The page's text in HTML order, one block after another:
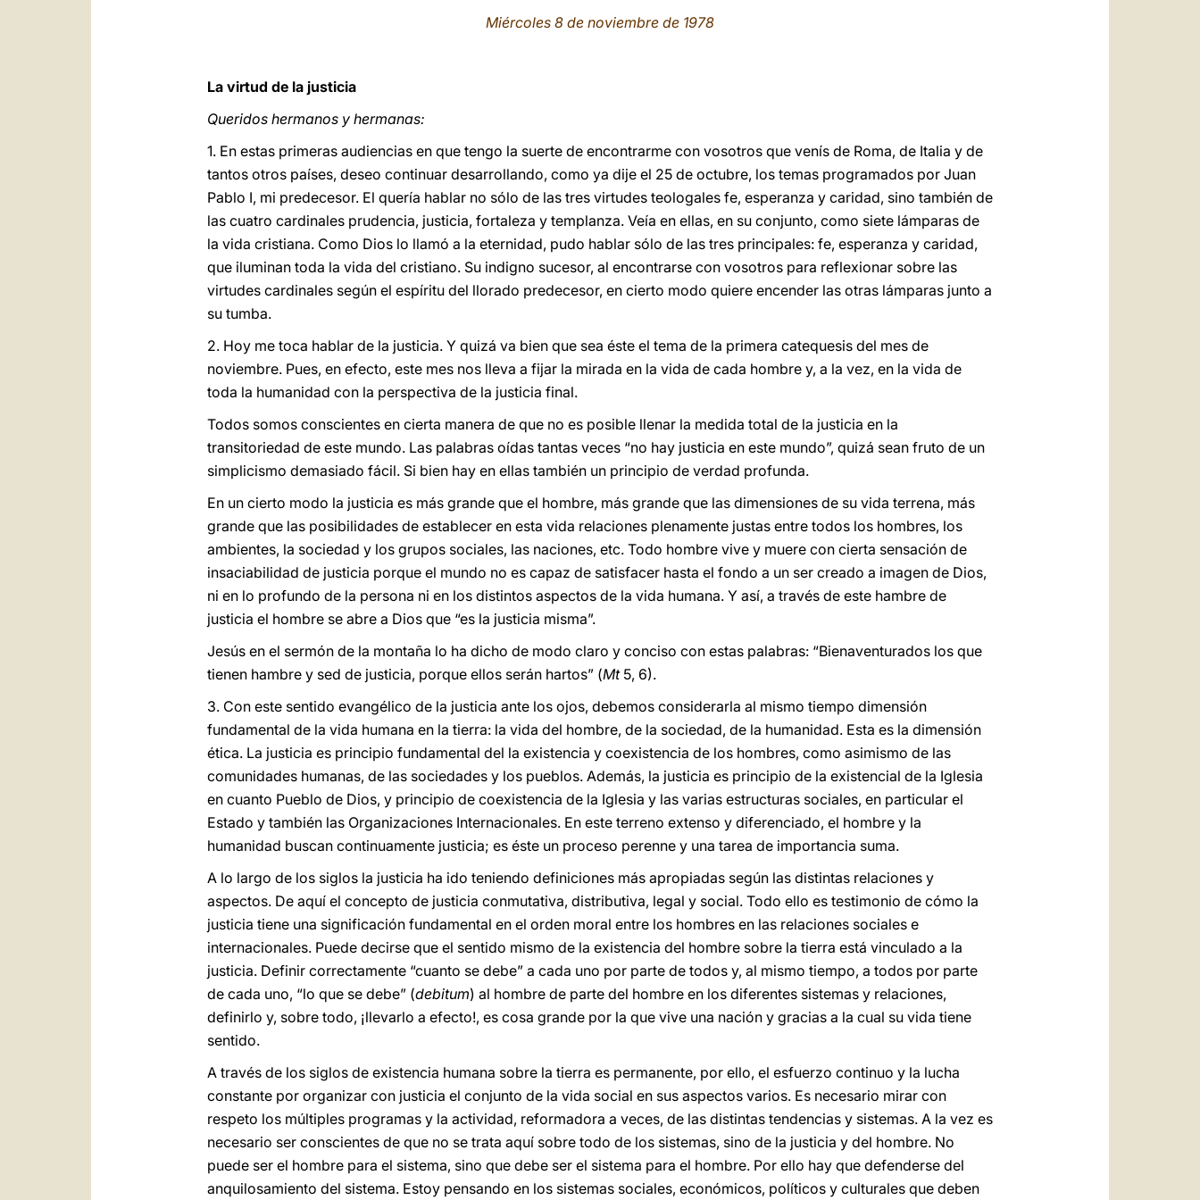
Miércoles 8 de noviembre de 1978
La virtud de la justicia
Queridos hermanos y hermanas:
1. En estas primeras audiencias en que tengo la suerte de encontrarme con vosotros que venís de Roma, de Italia y de
tantos otros países, deseo continuar desarrollando, como ya dije el 25 de octubre, los temas programados por Juan
Pablo I, mi predecesor. El quería hablar no sólo de las tres virtudes teologales fe, esperanza y caridad, sino también de
las cuatro cardinales prudencia, justicia, fortaleza y templanza. Veía en ellas, en su conjunto, como siete lámparas de
la vida cristiana. Como Dios lo llamó a la eternidad, pudo hablar sólo de las tres principales: fe, esperanza y caridad,
que iluminan toda la vida del cristiano. Su indigno sucesor, al encontrarse con vosotros para reflexionar sobre las
virtudes cardinales según el espíritu del llorado predecesor, en cierto modo quiere encender las otras lámparas junto a
su tumba.
2. Hoy me toca hablar de la justicia. Y quizá va bien que sea éste el tema de la primera catequesis del mes de
noviembre. Pues, en efecto, este mes nos lleva a fijar la mirada en la vida de cada hombre y, a la vez, en la vida de
toda la humanidad con la perspectiva de la justicia final.
Todos somos conscientes en cierta manera de que no es posible llenar la medida total de la justicia en la
transitoriedad de este mundo. Las palabras oídas tantas veces “no hay justicia en este mundo”, quizá sean fruto de un
simplicismo demasiado fácil. Si bien hay en ellas también un principio de verdad profunda.
En un cierto modo la justicia es más grande que el hombre, más grande que las dimensiones de su vida terrena, más
grande que las posibilidades de establecer en esta vida relaciones plenamente justas entre todos los hombres, los
ambientes, la sociedad y los grupos sociales, las naciones, etc. Todo hombre vive y muere con cierta sensación de
insaciabilidad de justicia porque el mundo no es capaz de satisfacer hasta el fondo a un ser creado a imagen de Dios,
ni en lo profundo de la persona ni en los distintos aspectos de la vida humana. Y así, a través de este hambre de
justicia el hombre se abre a Dios que “es la justicia misma”.
Jesús en el sermón de la montaña lo ha dicho de modo claro y conciso con estas palabras: “Bienaventurados los que
tienen hambre y sed de justicia, porque ellos serán hartos” (Mt5, 6).
3. Con este sentido evangélico de la justicia ante los ojos, debemos considerarla al mismo tiempo dimensión
fundamental de la vida humana en la tierra: la vida del hombre, de la sociedad, de la humanidad. Esta es la dimensión
ética. La justicia es principio fundamental del la existencia y coexistencia de los hombres, como asimismo de las
comunidades humanas, de las sociedades y los pueblos. Además, la justicia es principio de la existencial de la Iglesia
en cuanto Pueblo de Dios, y principio de coexistencia de la Iglesia y las varias estructuras sociales, en particular el
Estado y también las Organizaciones Internacionales. En este terreno extenso y diferenciado, el hombre y la
humanidad buscan continuamente justicia; es éste un proceso perenne y una tarea de importancia suma.
A lo largo de los siglos la justicia ha ido teniendo definiciones más apropiadas según las distintas relaciones y
aspectos. De aquí el concepto de justicia conmutativa, distributiva, legal y social. Todo ello es testimonio de cómo la
justicia tiene una significación fundamental en el orden moral entre los hombres en las relaciones sociales e
internacionales. Puede decirse que el sentido mismo de la existencia del hombre sobre la tierra está vinculado a la
justicia. Definir correctamente “cuanto se debe” a cada uno por parte de todos y, al mismo tiempo, a todos por parte
de cada uno, “lo que se debe” (debitum) al hombre de parte del hombre en los diferentes sistemas y relaciones,
definirlo y, sobre todo, ¡llevarlo a efecto!, es cosa grande por la que vive una nación y gracias a la cual su vida tiene
sentido.
A través de los siglos de existencia humana sobre la tierra es permanente, por ello, el esfuerzo continuo y la lucha
constante por organizar con justicia el conjunto de la vida social en sus aspectos varios. Es necesario mirar con
respeto los múltiples programas y la actividad, reformadora a veces, de las distintas tendencias y sistemas. A la vez es
necesario ser conscientes de que no se trata aquí sobre todo de los sistemas, sino de la justicia y del hombre. No
puede ser el hombre para el sistema, sino que debe ser el sistema para el hombre. Por ello hay que defenderse del
anquilosamiento del sistema. Estoy pensando en los sistemas sociales, económicos, políticos y culturales que deben